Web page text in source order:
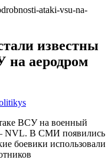
известны
на аеродром
ВСУ на военный
NVL. В СМИ появились
боевики использовали